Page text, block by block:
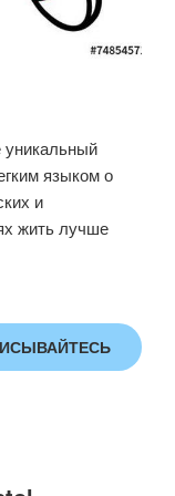
уникальный
языком о
и
жить лучше